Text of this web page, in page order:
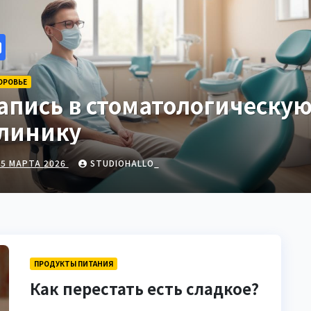
гонгов: ассортимент
МАРТА 2026 STUDIOHALLO_
ПРОДУКТЫ ПИТАНИЯ
Как перестать есть сладкое?